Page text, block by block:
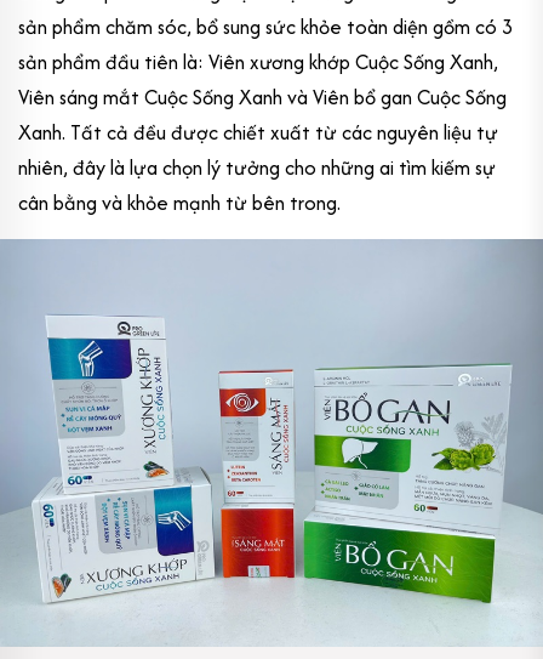
sản phẩm chăm sóc, bổ sung sức khỏe toàn diện gồm có 3
sản phẩm đầu tiên là: Viên xương khớp Cuộc Sống Xanh,
Viên sáng mắt Cuộc Sống Xanh và Viên bổ gan Cuộc Sống
Xanh. Tất cả đều được chiết xuất từ các nguyên liệu tự
nhiên, đây là lựa chọn lý tưởng cho những ai tìm kiếm sự
cân bằng và khỏe mạnh từ bên trong.